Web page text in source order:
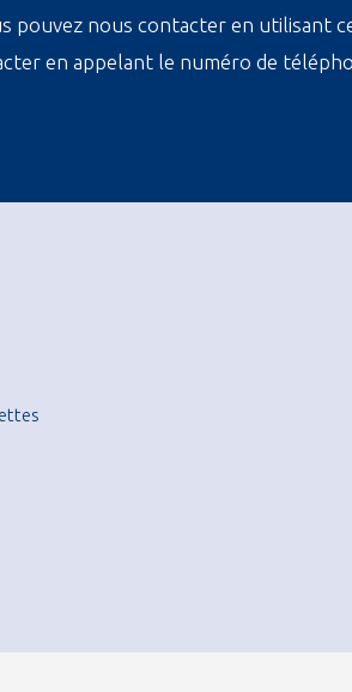
pouvez nous contacter en utilisant
en appelant le numéro de